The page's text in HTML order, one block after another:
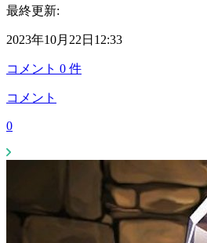
最終更新:
2023年10月22日12:33
コメント 0 件
コメント
0